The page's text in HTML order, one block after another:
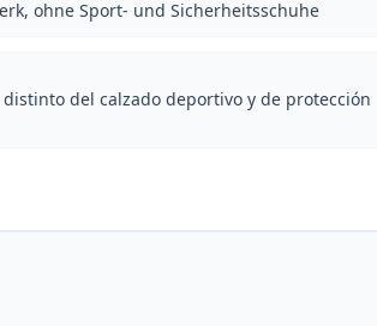
ohne Sport- und Sicherheitsschuhe
distinto del calzado deportivo y de protección